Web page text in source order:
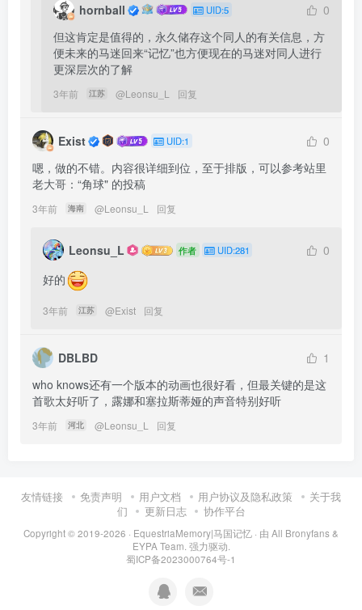
hornball UID:5
0
但这肯定是值得的，永久储存这个同人的有关信息，方
便未来的马迷回来“记忆”也方便现在的马迷对同人进行
更深层次的了解
3年前 江苏 @Leonsu_L 回复
Exist UID:1
0
嗯，做的不错。内容很详细到位，至于排版，可以参考站里
老大哥：“角球" 的投稿
3年前 海南 @Leonsu_L 回复
Leonsu_L 作者 UID:281
0
好的
3年前 江苏 @Exist 回复
DBLBD
1
who knows还有一个版本的动画也很好看，但最关键的是这
首歌太好听了，露娜和塞拉斯蒂娅的声音特别好听
3年前 河北 @Leonsu_L 回复
友情链接 免责声明 用户文档 用户协议及隐私政策
关于我
们
更新日志 协作平台
Copyright © 2019-2026 · EquestriaMemory|马国记忆 · 由 All Bronyfans &
EYPA Team. 强力驱动.
蜀ICP备2023000764号-1